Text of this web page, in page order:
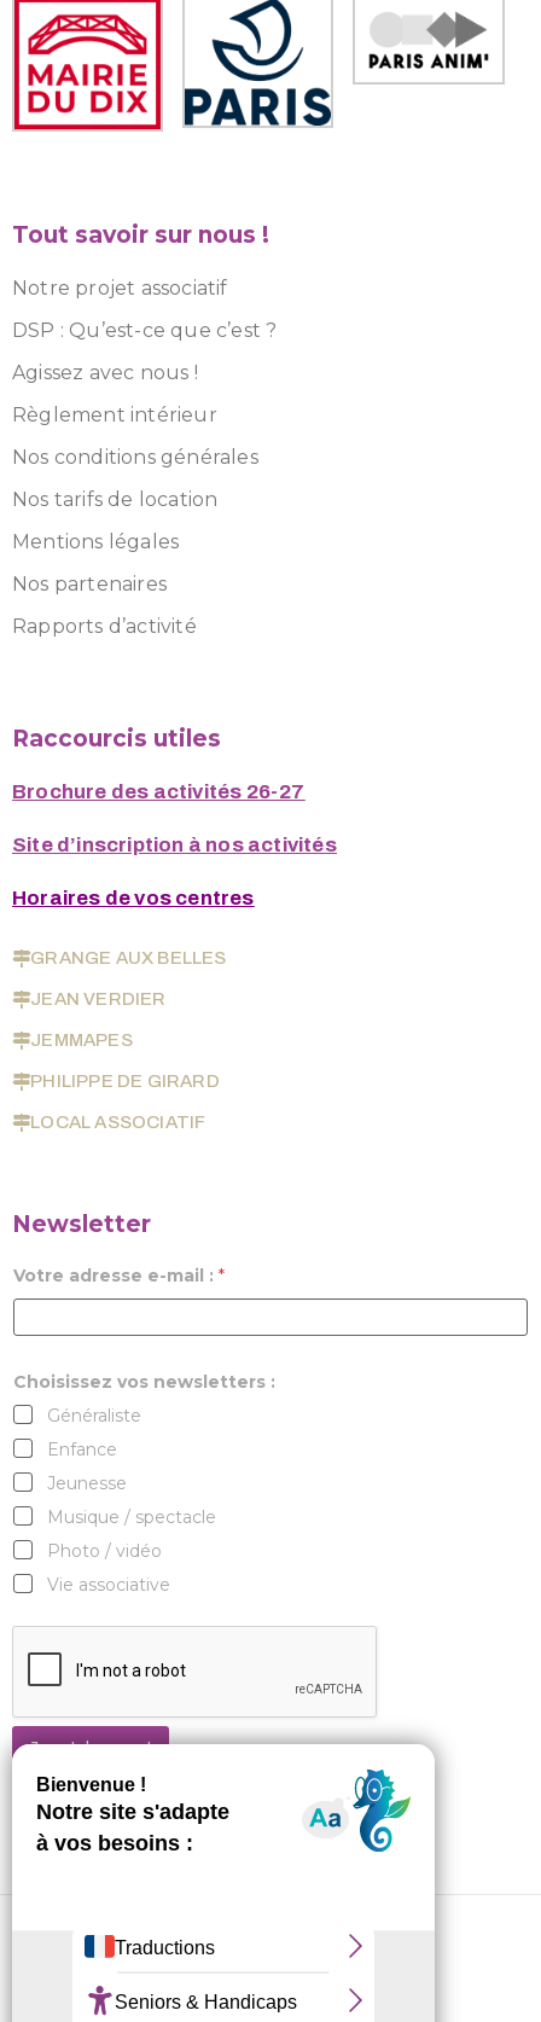
Tout savoir sur nous !
Notre projet associatif
DSP : Qu’est-ce que c’est ?
Agissez avec nous !
Règlement intérieur
Nos conditions générales
Nos tarifs de location
Mentions légales
Nos partenaires
Rapports d’activité
Raccourcis utiles
Brochure des activités 26-27
Site d’inscription à nos activités
Horaires de vos centres
GRANGE AUX BELLES
JEAN VERDIER
JEMMAPES
PHILIPPE DE GIRARD
LOCAL ASSOCIATIF
Newsletter
Votre adresse e-mail : *
Choisissez vos newsletters :
Généraliste
Enfance
Jeunesse
Musique / spectacle
Photo / vidéo
Vie associative
Je m'abonne !